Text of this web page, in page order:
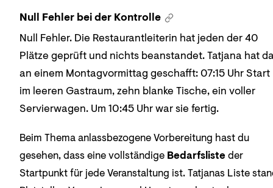
Null Fehler bei der Kontrolle
Null Fehler. Die Restaurantleiterin hat jeden der 40
Plätze geprüft und nichts beanstandet. Tatjana hat
an einem Montagvormittag geschafft: 07:15 Uhr Start
im leeren Gastraum, zehn blanke Tische, ein voller
Servierwagen. Um 10:45 Uhr war sie fertig.
Beim Thema anlassbezogene Vorbereitung hast du
gesehen, dass eine vollständige Bedarfslisteder
Startpunkt für jede Veranstaltung ist. Tatjanas Liste